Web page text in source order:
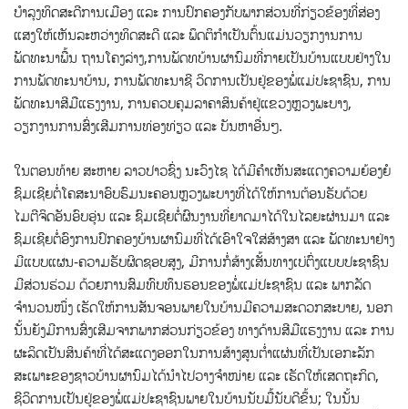
ບຳລຸງທິດສະດີການເມືອງ ແລະ ການປົກຄອງກັບພາກສ່ວນທີ່ກ່ຽວຂ້ອງທີ່ສ່ອງ
ແສງໃຫ້ເຫັນລະຫວ່າງທິດສະດີ ແລະ ພຶດຕິກຳເປັນຕົ້ນແມ່ນວຽກງານການ
ພັດທະນາພື້ນ ຖານໂຄງລ່າງ,ການພັດທບ້ານຜານົມທີ່ກາຍເປັນບ້ານແບບຢ່າງໃນ
ການພັດທະນາບ້ານ, ການພັດທະນາຊີ ວິດການເປັນຢູ່ຂອງພໍ່ແມ່ປະຊາຊົນ, ການ
ພັດທະນາສີມືແຮງງານ, ການຄວບຄຸມລາຄາສິນຄ້າຢູ່ແຂວງຫຼວງພະບາງ,
ວຽກງານການສົ່ງເສີມການທ່ອງທ່ຽວ ແລະ ບັນຫາອື່ນໆ.
ໃນຕອນທ້າຍ ສະຫາຍ ລາວປາວຊົ່ງ ນະວົງໄຊ ໄດ້ມີຄຳເຫັນສະແດງຄວາມຍ້ອງຍໍ
ຊົມເຊີຍຕໍ່ໂຄສະນາອົບຮົມນະຄອນຫຼວງພະບາງທີ່ໄດ້ໃຫ້ການຕ້ອນຮັບດ້ວຍ
ໄມຕີຈິດອັນອົບອຸ່ນ ແລະ ຊົມເຊີຍຕໍ່ຜົນງານທີ່ຍາດມາໄດ້ໃນໄລຍະຜ່ານມາ ແລະ
ຊົມເຊີຍຕໍ່ອົງການປົກຄອງບ້ານຜານົມທີ່ໄດ້ເອົາໃຈໃສ່ສ້າງສາ ແລະ ພັດທະນາຢ່າງ
ມີແບບແຜນ-ຄວາມຮັບຜິດຊອບສູງ, ມີການກໍ່ສ້າງເສັ້ນທາງເບ່ຕົ່ງແບບປະຊາຊົນ
ມີສ່ວນຮ່ວມ ດ້ວຍການສົມທົບທຶນຮອນຂອງພໍ່ແມ່ປະຊາຊົນ ແລະ ພາກລັດ
ຈຳນວນໜຶ່ງ ເຮັດໃຫ້ການສັນຈອນພາຍໃນບ້ານມີຄວາມສະດວກສະບາຍ, ນອກ
ນັ້ນຍັງມີການສົ່ງເສີມຈາກພາກສ່ວນກ່ຽວຂ້ອງ ທາງດ້ານສີມືແຮງງານ ແລະ ການ
ຜະລິດເປັນສິນຄ້າທີ່ໄດ້ສະແດງອອກໃນການສ້າງສູນຕ່ຳແຜ່ນທີ່ເປັນເອກະລັກ
ສະເພາະຂອງຊາວບ້ານຜານົມໄດ້ນຳໄປວາງຈຳໜ່າຍ ແລະ ເຮັດໃຫ້ເສດຖະກິດ,
ຊີວິດການເປັນຢູ່ຂອງພໍ່ແມ່ປະຊາຊົນພາຍໃນບ້ານນັບມື້ນັບດີຂຶ້ນ; ໃນນັ້ນ